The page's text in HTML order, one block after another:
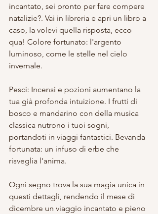
incantato, sei pronto per fare compere
natalizie?. Vai in libreria e apri un libro a
caso, la volevi quella risposta, ecco
qua! Colore fortunato: l'argento
luminoso, come le stelle nel cielo
invernale.
Pesci: Incensi e pozioni aumentano la
tua già profonda intuizione. I frutti di
bosco e mandarino con della musica
classica nutrono i tuoi sogni,
portandoti in viaggi fantastici. Bevanda
fortunata: un infuso di erbe che
risveglia l'anima.
Ogni segno trova la sua magia unica in
questi dettagli, rendendo il mese di
dicembre un viaggio incantato e pieno